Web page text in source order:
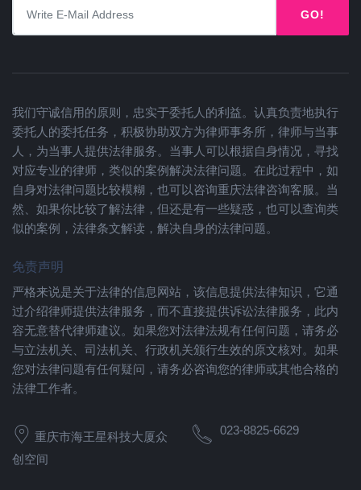
GO!
我们守诚信用的原则，忠实于委托人的利益。认真负责地执行
委托人的委托任务，积极协助双方为律师事务所，律师与当事
人，为当事人提供法律服务。当事人可以根据自身情况，寻找
对应专业的律师，类似的案例解决法律问题。在此过程中，如
自身对法律问题比较模糊，也可以咨询重庆法律咨询客服。当
然、如果你比较了解法律，但还是有一些疑惑，也可以查询类
似的案例，法律条文解读，解决自身的法律问题。
免责声明
严格来说是关于法律的信息网站，该信息提供法律知识，它通
过介绍律师提供法律服务，而不直接提供诉讼法律服务，此内
容无意替代律师建议。如果您对法律法规有任何问题，请务必
与立法机关、司法机关、行政机关颁行生效的原文核对。如果
您对法律问题有任何疑问，请务必咨询您的律师或其他合格的
法律工作者。
重庆市海王星科技大厦众
创空间
023-8825-6629